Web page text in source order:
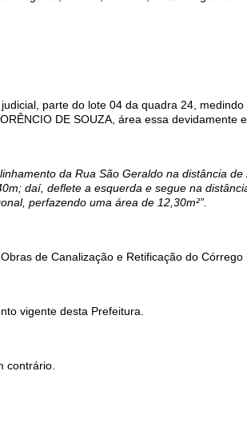
parte do lote 04 da quadra 24,
DE SOUZA, área essa devidamente
da Rua São Geraldo na distância
daí, deflete a esquerda e segue na
perfazendo uma área de 12,30m²”.
de Canalização e Retificação do Córrego
vigente desta Prefeitura.
contrário.